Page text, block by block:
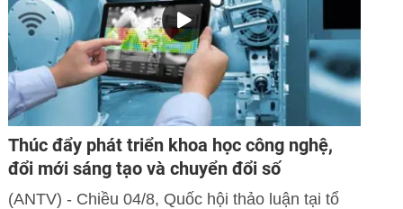
Thúc đẩy phát triển khoa học công nghệ,
đổi mới sáng tạo và chuyển đổi số
(ANTV) - Chiều 04/8, Quốc hội thảo luận tại tổ